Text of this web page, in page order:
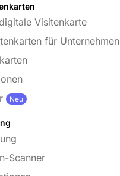
Visitenkarte
für Unternehmen
Neu
Scanner